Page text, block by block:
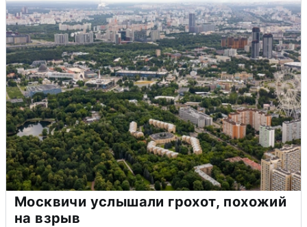
Москвичи услышали грохот, похожий
на взрыв